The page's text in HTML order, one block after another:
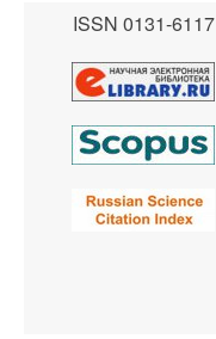
ISSN 0131-6117